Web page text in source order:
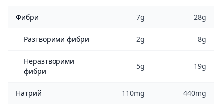
Фибри 7g 28g
Разтворими фибри 2g 8g
Неразтворими
фибри
5g 19g
Натрий 110mg 440mg